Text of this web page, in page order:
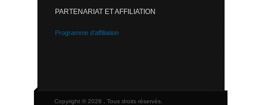
PARTENARIAT ET AFFILIATION
Programme d’affiliation
Copyright © 2026 , Tous droits réservés.